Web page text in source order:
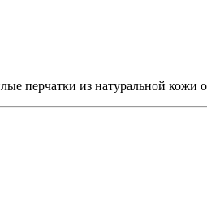
перчатки из натуральной кожи